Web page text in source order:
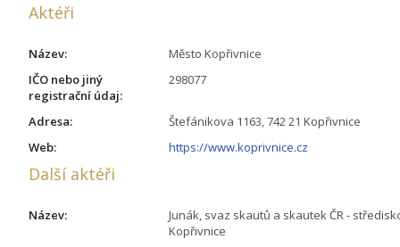
Aktéři
Název:
Město Kopřivnice
IČO nebo jiný
registrační údaj:
298077
Adresa:
Štefánikova 1163, 742 21 Kopřivnice
Web:
https://www.koprivnice.cz
Další aktéři
Název:
Junák, svaz skautů a skautek ČR -
Kopřivnice